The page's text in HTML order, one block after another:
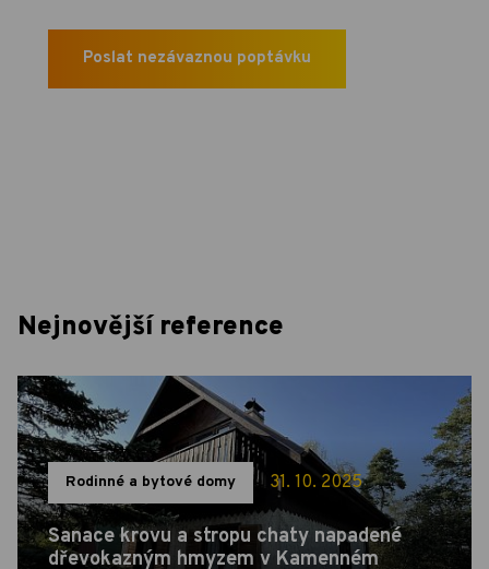
Poslat nezávaznou poptávku
Nejnovější reference
Rodinné a bytové domy 31. 10. 2025
Sanace krovu a stropu chaty napadené
dřevokazným hmyzem v Kamenném